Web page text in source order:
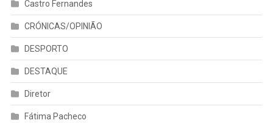
Castro Fernandes
CRÓNICAS/OPINIÃO
DESPORTO
DESTAQUE
Diretor
Fátima Pacheco